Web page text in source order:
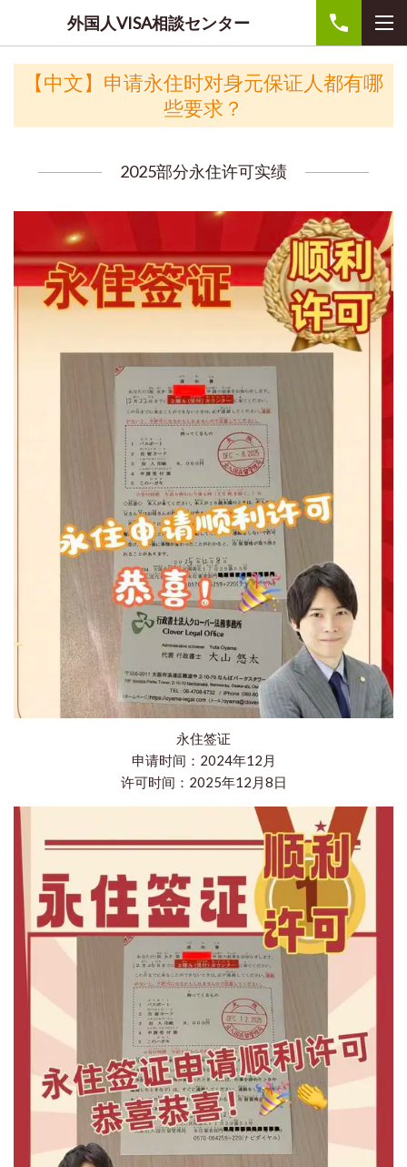
外国人VISA相談センター
【中文】申请永住时对身元保证人都有哪
些要求？
2025部分永住许可实绩
永住签证
申请时间：2024年12月
许可时间：2025年12月8日